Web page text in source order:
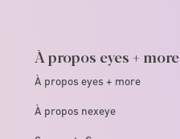
À propos eyes + more
À propos eyes + more
À propos nexeye